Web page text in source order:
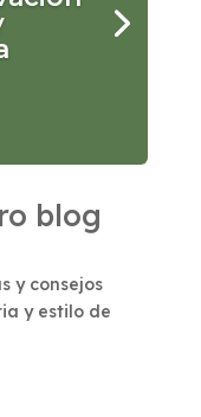
blog
y consejos
y estilo de